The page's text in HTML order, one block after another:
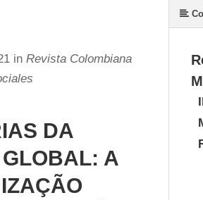
in Revista Colombiana
DA
A